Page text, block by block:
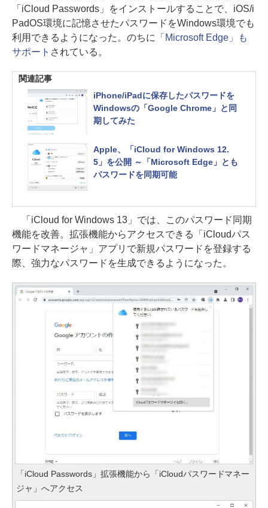
「iCloud Passwords」をインストールすることで、iOS/i
PadOS環境に記憶させたパスワードをWindows環境でも
利用できるようになった。のちに
「Microsoft Edge」も
サポート されている。
関連記事
iPhone/iPadに保存したパスワードを
Windowsの「Google Chrome」と同
期してみた
Apple、「iCloud for Windows 12.
5」を公開 ～「Microsoft Edge」とも
パスワードを同期可能
「iCloud for Windows 13」では、このパスワード同期
機能を改善。拡張機能からアクセスできる「iCloudパス
ワードマネージャ」アプリで新規パスワードを登録する
際、強力なパスワードを生成できるようになった。
「iCloud Passwords」拡張機能から「iCloudパスワードマネー
ジャ」へアクセス